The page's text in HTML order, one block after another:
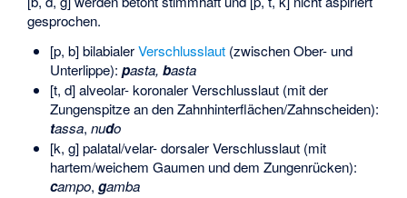
gesprochen.
[p, b] bilabialerVerschlusslaut(zwischen Ober- und
Unterlippe): pasta, basta
[t, d] alveolar- koronaler Verschlusslaut (mit der
Zungenspitze an den Zahnhinterflächen/Zahnscheiden):
tassa, nudo
[k, g] palatal/velar- dorsaler Verschlusslaut (mit
hartem/weichem Gaumen und dem Zungenrücken):
campo, gamba